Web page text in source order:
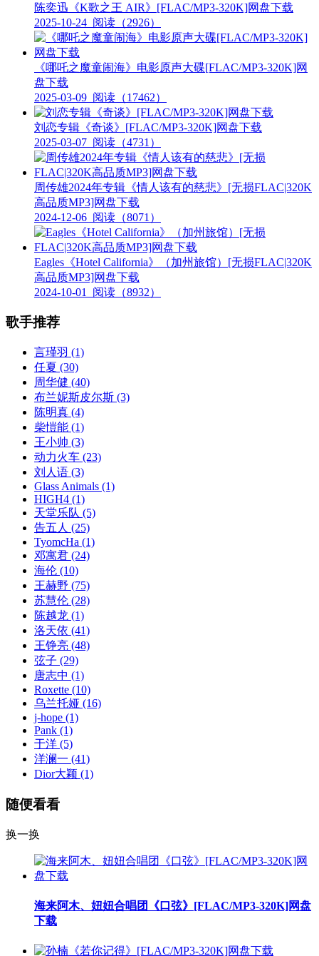
陈奕迅《K歌之王 AIR》[FLAC/MP3-320K]网盘下载
2025-10-24 阅读（2926）
《哪吒之魔童闹海》电影原声大碟[FLAC/MP3-320K]网
盘下载
2025-03-09 阅读（17462）
刘恋专辑《奇谈》[FLAC/MP3-320K]网盘下载
2025-03-07 阅读（4731）
周传雄2024年专辑《情人该有的慈悲》[无损FLAC|320K
高品质MP3]网盘下载
2024-12-06 阅读（8071）
Eagles《Hotel California》（加州旅馆）[无损FLAC|320K
高品质MP3]网盘下载
2024-10-01
阅读（8932）
歌手推荐
言瑾羽 (1)
任夏 (30)
周华健 (40)
布兰妮斯皮尔斯 (3)
陈明真 (4)
柴愷能 (1)
王小帅 (3)
动力火车 (23)
刘人语 (3)
Glass Animals (1)
HIGH4 (1)
天堂乐队 (5)
告五人 (25)
TyomcHa (1)
邓寓君 (24)
海伦 (10)
王赫野 (75)
苏慧伦 (28)
陈越龙 (1)
洛天依 (41)
王铮亮 (48)
弦子 (29)
唐志中 (1)
Roxette (10)
乌兰托娅 (16)
j-hope (1)
Pank (1)
于洋 (5)
洋澜一 (41)
Dior大颖 (1)
随便看看
换一换
海来阿木、妞妞合唱团《口弦》[FLAC/MP3-320K]网盘
下载